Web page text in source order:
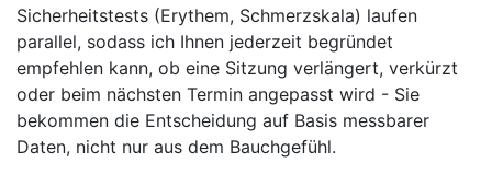
Sicherheitstests​ (Erythem, Schmerzskala) laufen
parallel, sodass‍ ich Ihnen jederzeit begründet
empfehlen kann, ob eine Sitzung verlängert, verkürzt
oder beim nächsten Termin angepasst wird ⁢- Sie
bekommen die Entscheidung auf Basis⁤ messbarer⁣
Daten, nicht nur ​aus ⁣dem ⁢Bauchgefühl.